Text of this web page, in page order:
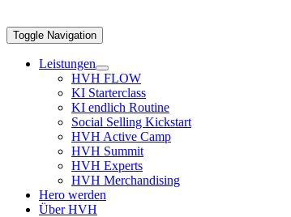
Toggle Navigation
Leistungen
HVH FLOW
KI Starterclass
KI endlich Routine
Social Selling Kickstart
HVH Active Camp
HVH Summit
HVH Experts
HVH Merchandising
Hero werden
Über HVH